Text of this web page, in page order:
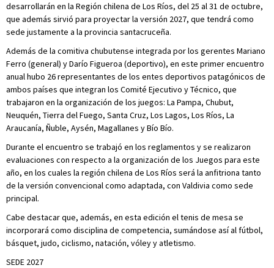
desarrollarán en la Región chilena de Los Ríos, del 25 al 31 de octubre,
que además sirvió para proyectar la versión 2027, que tendrá como
sede justamente a la provincia santacruceña.
Además de la comitiva chubutense integrada por los gerentes Mariano
Ferro (general) y Darío Figueroa (deportivo), en este primer encuentro
anual hubo 26 representantes de los entes deportivos patagónicos de
ambos países que integran los Comité Ejecutivo y Técnico, que
trabajaron en la organización de los juegos: La Pampa, Chubut,
Neuquén, Tierra del Fuego, Santa Cruz, Los Lagos, Los Ríos, La
Araucanía, Ñuble, Aysén, Magallanes y Bío Bío.
Durante el encuentro se trabajó en los reglamentos y se realizaron
evaluaciones con respecto a la organización de los Juegos para este
año, en los cuales la región chilena de Los Ríos será la anfitriona tanto
de la versión convencional como adaptada, con Valdivia como sede
principal.
Cabe destacar que, además, en esta edición el tenis de mesa se
incorporará como disciplina de competencia, sumándose así al fútbol,
básquet, judo, ciclismo, natación, vóley y atletismo.
SEDE 2027